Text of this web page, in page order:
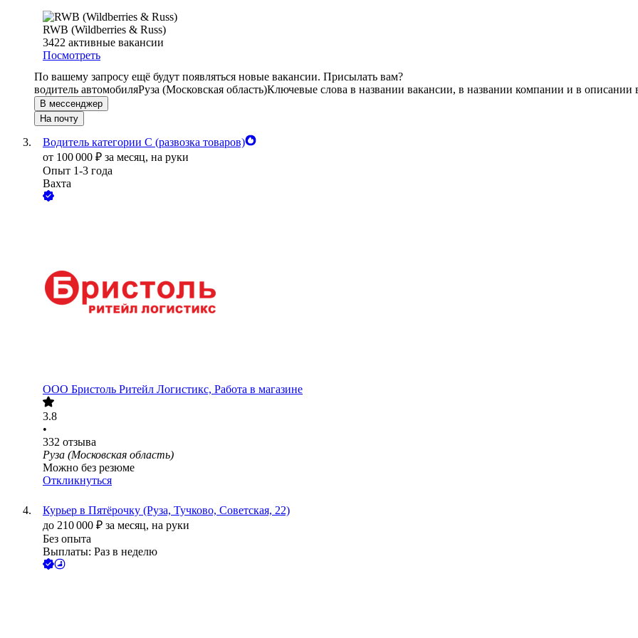
RWB (Wildberries & Russ)
3422 активные вакансии
Посмотреть
По вашему запросу ещё будут появляться новые вакансии. Присылать вам?
водитель автомобиляРуза (Московская область)Ключевые слова в названии вакансии, в названии компании и в описании
В мессенджер
На почту
Водитель категории С (развозка товаров)
от 100 000 ₽ за месяц, на руки
Опыт 1-3 года
Вахта
ООО Бристоль Ритейл Логистикс, Работа в магазине
3.8
•
332 отзыва
Руза (Московская область)
Можно без резюме
Откликнуться
Курьер в Пятёрочку (Руза, Тучково, Советская, 22)
до 210 000 ₽ за месяц, на руки
Без опыта
Выплаты: Раз в неделю